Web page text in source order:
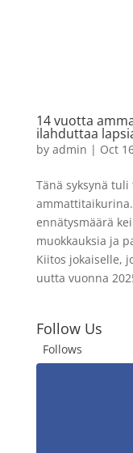
14 vuotta
ilahduttaa
by admin | Oct
Tänä syksynä
ennätysmäärä
muokkauksia ja
Kiitos jokaiselle,
uutta vuonna
Follow Us
Follows